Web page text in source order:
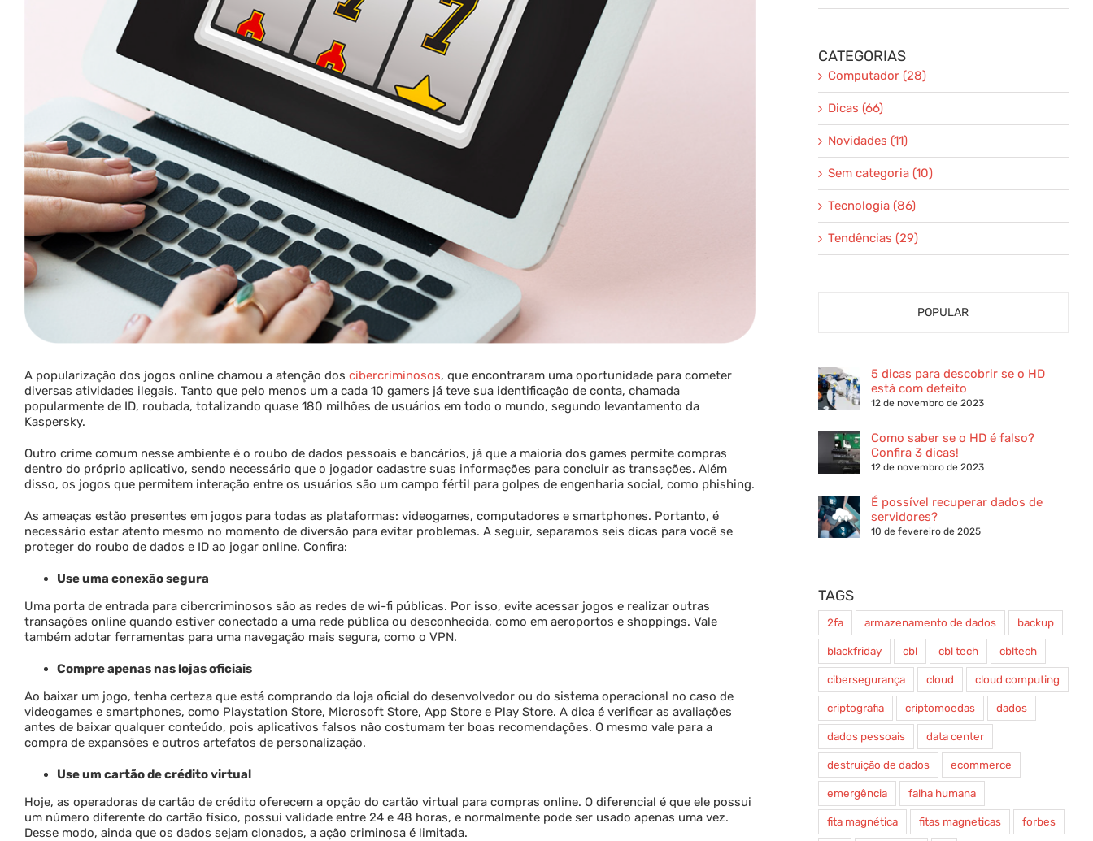
A popularização dos jogos online chamou a atenção dos cibercriminosos, que encontraram uma oportunidade para cometer
diversas atividades ilegais. Tanto que pelo menos um a cada 10 gamers já teve sua identificação de conta, chamada
popularmente de ID, roubada, totalizando quase 180 milhões de usuários em todo o mundo, segundo levantamento da
Kaspersky.
Outro crime comum nesse ambiente é o roubo de dados pessoais e bancários, já que a maioria dos games permite compras
dentro do próprio aplicativo, sendo necessário que o jogador cadastre suas informações para concluir as transações. Além
disso, os jogos que permitem interação entre os usuários são um campo fértil para golpes de engenharia social, como phishing.
As ameaças estão presentes em jogos para todas as plataformas: videogames, computadores e smartphones. Portanto, é
necessário estar atento mesmo no momento de diversão para evitar problemas. A seguir, separamos seis dicas para você se
proteger do roubo de dados e ID ao jogar online. Confira:
Use uma conexão segura
Uma porta de entrada para cibercriminosos são as redes de wi-fi públicas. Por isso, evite acessar jogos e realizar outras
transações online quando estiver conectado a uma rede pública ou desconhecida, como em aeroportos e shoppings. Vale
também adotar ferramentas para uma navegação mais segura, como o VPN.
Compre apenas nas lojas oficiais
Ao baixar um jogo, tenha certeza que está comprando da loja oficial do desenvolvedor ou do sistema operacional no caso de
videogames e smartphones, como Playstation Store, Microsoft Store, App Store e Play Store. A dica é verificar as avaliações
antes de baixar qualquer conteúdo, pois aplicativos falsos não costumam ter boas recomendações. O mesmo vale para a
compra de expansões e outros artefatos de personalização.
Use um cartão de crédito virtual
Hoje, as operadoras de cartão de crédito oferecem a opção do cartão virtual para compras online. O diferencial é que ele possui
um número diferente do cartão físico, possui validade entre 24 e 48 horas, e normalmente pode ser usado apenas uma vez.
Desse modo, ainda que os dados sejam clonados, a ação criminosa é limitada.
CATEGORIAS
Computador (28)
Dicas (66)
Novidades (11)
Sem categoria (10)
Tecnologia (86)
Tendências (29)
POPULAR
5 dicas para descobrir se o HD
está com defeito
12 de novembro de 2023
Como saber se o HD é falso?
Confira 3 dicas!
12 de novembro de 2023
É possível recuperar dados de
servidores?
10 de fevereiro de 2025
TAGS
2fa armazenamento de dados backup
blackfriday cbl cbl tech cbltech
cibersegurança cloud cloud computing
criptografia criptomoedas dados
dados pessoais data center
destruição de dados ecommerce
emergência falha humana
fita magnética fitas magneticas forbes